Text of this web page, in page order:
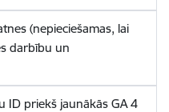
(nepieciešamas, lai
darbību un
ID priekš jaunākās GA 4